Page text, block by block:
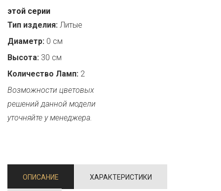
этой серии
Тип изделия: Литые
Диаметр: 0 см
Высота: 30 см
Количество Ламп: 2
Возможности цветовых
решений данной модели
уточняйте у менеджера.
ОПИСАНИЕ ХАРАКТЕРИСТИКИ